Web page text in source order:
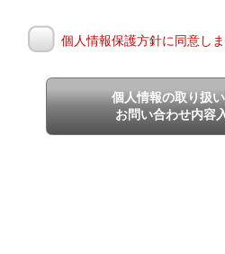
個人情報保護方針に同意しま
個人情報の取り扱
お問い合わせ内容